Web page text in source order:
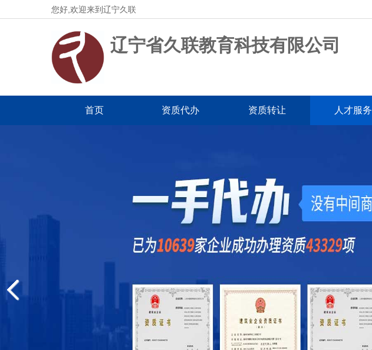
您好,欢迎来到辽宁久联
辽宁省久联教育科技有限公司
首页 资质代办 资质转让 人才服务